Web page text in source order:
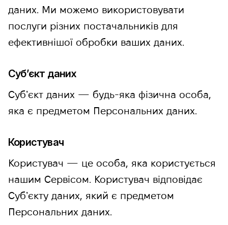
даних. Ми можемо використовувати
послуги різних постачальників для
ефективнішої обробки ваших даних.
Субʼєкт даних
Субʼєкт даних — будь-яка фізична особа,
яка є предметом Персональних даних.
Користувач
Користувач — це особа, яка користується
нашим Сервісом. Користувач відповідає
Субʼєкту даних, який є предметом
Персональних даних.